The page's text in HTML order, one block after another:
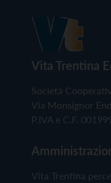
Vita Trentina
Società
Via Monsignor
P.IVA e C.F.
Vita Trentina